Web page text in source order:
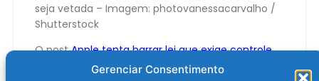
Gerenciar Consentimento
seja vetada – Imagem: photovanessacarvalho /
Shutterstock
O postApple tenta barrar lei que exige controle
parental no Texas, diz jornalapareceu primeiro